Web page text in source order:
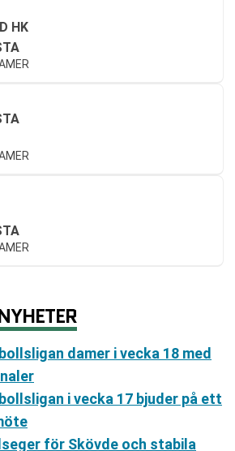
HK
damer i vecka 18 med
i vecka 17 bjuder på ett
för Skövde och stabila